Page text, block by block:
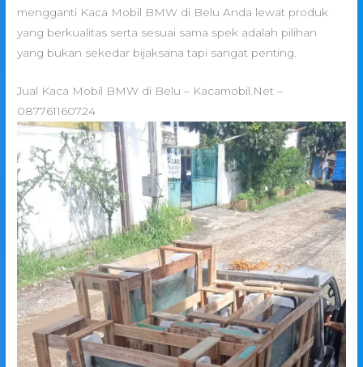
mengganti Kaca Mobil BMW di Belu Anda lewat produk
yang berkualitas serta sesuai sama spek adalah pilihan
yang bukan sekedar bijaksana tapi sangat penting.
Jual Kaca Mobil BMW di Belu – Kacamobil.Net –
087761160724